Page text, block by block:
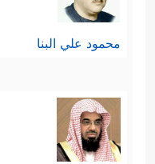
محمود علي البنا